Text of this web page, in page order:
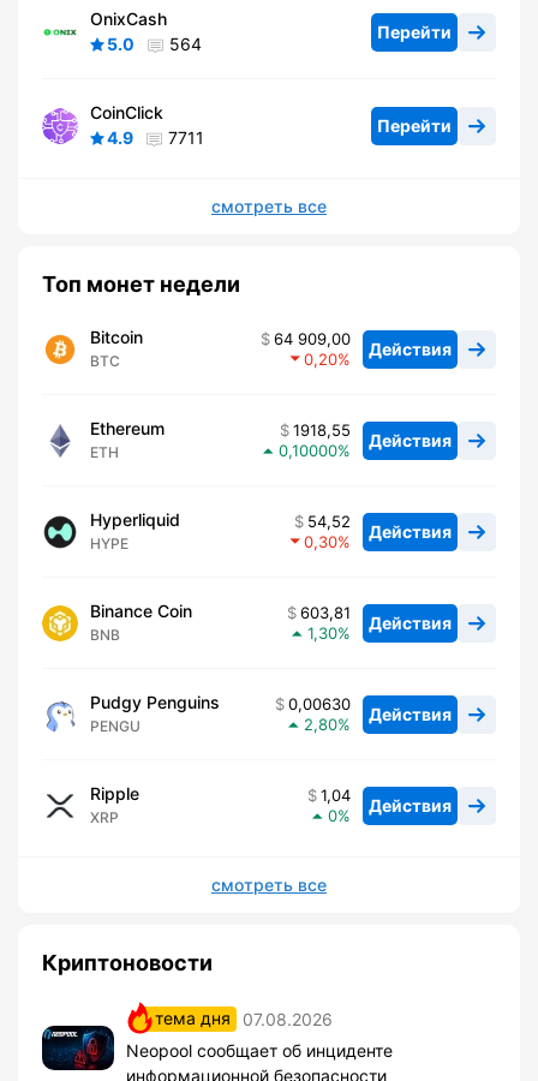
OnixCash
5.0
564
Перейти
CoinClick
4.9
7711
Перейти
смотреть все
Топ монет недели
Bitcoin
BTC
64 909,00
0,20
Действия
Ethereum
ETH
1918,55
0,10000
Действия
Hyperliquid
HYPE
54,52
0,30
Действия
Binance Coin
BNB
603,81
1,30
Действия
Pudgy Penguins
PENGU
0,00630
2,80
Действия
Ripple
XRP
1,04
0
Действия
смотреть все
Криптоновости
тема дня
07.08.2026
Neopool сообщает об инциденте
информационной безопасности